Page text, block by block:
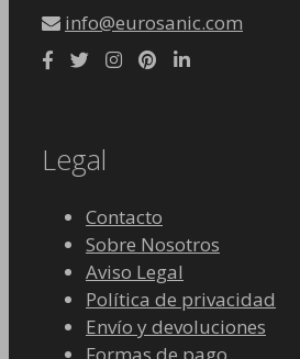
info@eurosanic.com
Legal
Contacto
Sobre Nosotros
Aviso Legal
Política de privacidad
Envío y devoluciones